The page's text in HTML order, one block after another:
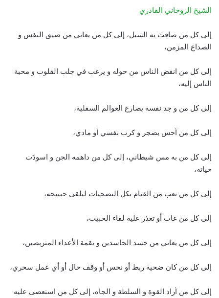
الشيخ الروحاني القادري
إلى كل من ضاقت به السبل، إلى كل من يعاني من ضيق النفس و
الصداع المزمن،
إلى كل من انفض الناس من حوله و يرغب في جلب القلوب و محبة
الناس إليه،
إلى كل من و جد نفسه يصارع العوالم السفلية،
إلى كل من أحس بضجر و كرب نفسي أو مادي،
إلى كل من به مس شيطاني، إلى كل من داهمه الجن و اسودَت
حياته،
إلى كل من تعب من القيام بكل التضحيات ليلقى حبيبحه،
إلى كل من غاب أو تعذر عليه لقاء الحبيب،
إلى كل من يعاني من حسد الحاسدين و نقمة الأعداء المتربصين،
إلى كل من كان ضحية ربط أو نحس أو وقف حال أو أي عمل سحري،
إلى كل من أراد القوة و السلطة و الجاه، إلى كل من استعصى عليه